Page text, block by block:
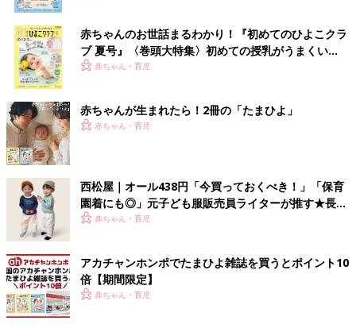
赤ちゃんのお世話まるわかり！『初めてのひよこクラ
ブ 夏号』〈巻頭大特集〉初めての授乳がうまくい
く！ おっぱい・ミルクの基本と夏のトラブル 解決テ
赤ちゃん・育児
赤ちゃんが生まれたら！2冊の「たまひよ」
赤ちゃん・育児
西松屋｜オール438円「今買っておくべき！」「保育
園着にも◎」元子ども服販売員ライターが推す★長袖
Tシャツ5選
赤ちゃん・育児
アカチャンホンポでたまひよ雑誌を買うとポイント10
倍【期間限定】
赤ちゃん・育児